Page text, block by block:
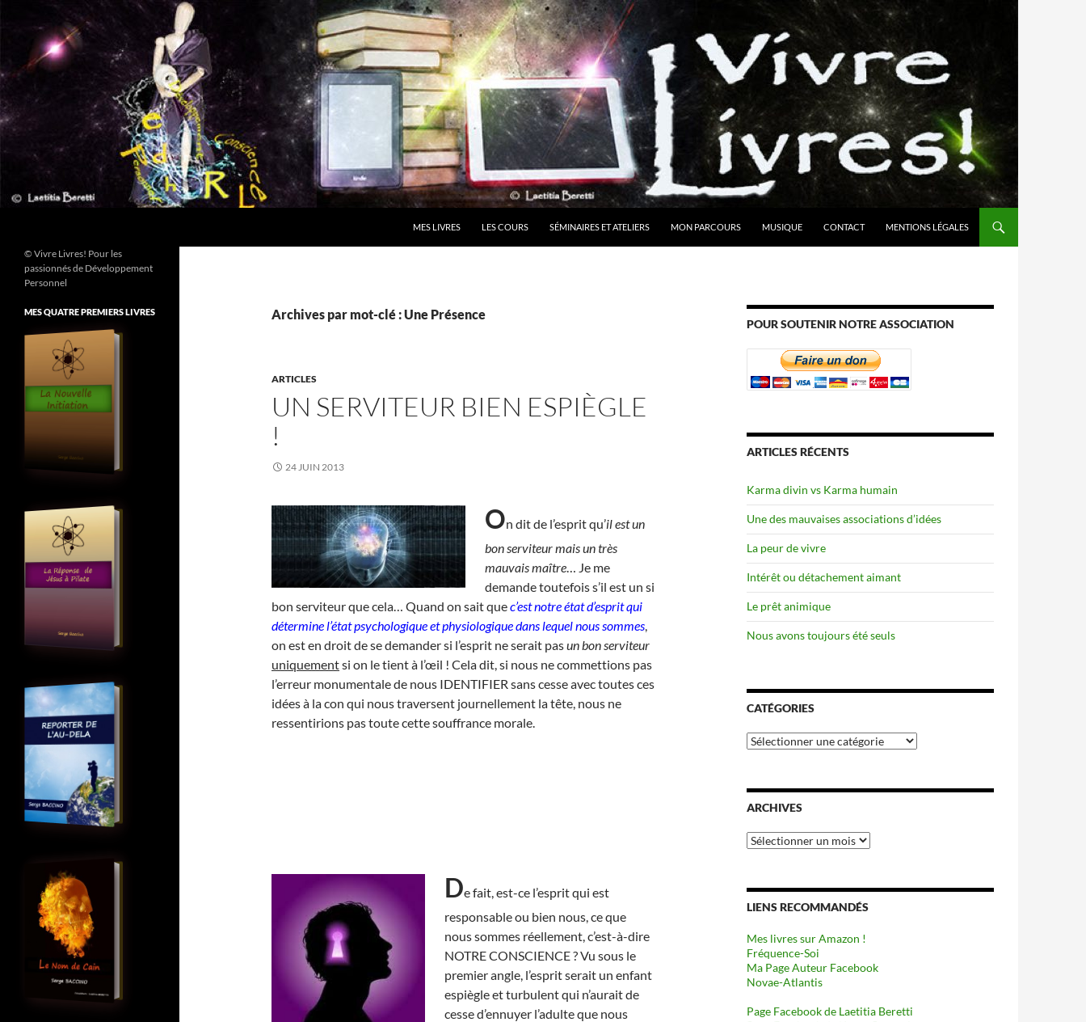
contenu
MES LIVRES LES COURS SÉMINAIRES ET ATELIERS MON PARCOURS MUSIQUE CONTACT MENTIONS LÉGALES
Archives par mot-clé : Une Présence
ARTICLES
UN SERVITEUR BIEN ESPIÈGLE
!
24 JUIN 2013
On dit de l’esprit qu’il est un
bon serviteur mais un très
mauvais maître… Je me
demande toutefois s’il est un si
bon serviteur que cela… Quand on sait quec’est notre état d’esprit qui
détermine l’état psychologique et physiologique dans lequel nous sommes,
on est en droit de se demander si l’esprit ne serait pasun bon serviteur
uniquementsi on le tient à l’œil ! Cela dit, si nous ne commettions pas
l’erreur monumentale de nous IDENTIFIER sans cesse avec toutes ces
idées à la con qui nous traversent journellement la tête, nous ne
ressentirions pas toute cette souffrance morale.
De fait, est-ce l’esprit qui est
responsable ou bien nous, ce que
nous sommes réellement, c’est-à-dire
NOTRE CONSCIENCE ? Vu sous le
premier angle, l’esprit serait un enfant
espiègle et turbulent qui n’aurait de
cesse d’ennuyer l’adulte que nous
POUR SOUTENIR NOTRE ASSOCIATION
ARTICLES RÉCENTS
Karma divin vs Karma humain
Une des mauvaises associations d’idées
La peur de vivre
Intérêt ou détachement aimant
Le prêt animique
Nous avons toujours été seuls
CATÉGORIES
Catégories
ARCHIVES
Archives
LIENS RECOMMANDÉS
Mes livres sur Amazon !
Fréquence-Soi
Ma Page Auteur Facebook
Novae-Atlantis
Page Facebook de Laetitia Beretti
© Vivre Livres! Pour les
passionnés de Développement
Personnel
MES QUATRE PREMIERS LIVRES